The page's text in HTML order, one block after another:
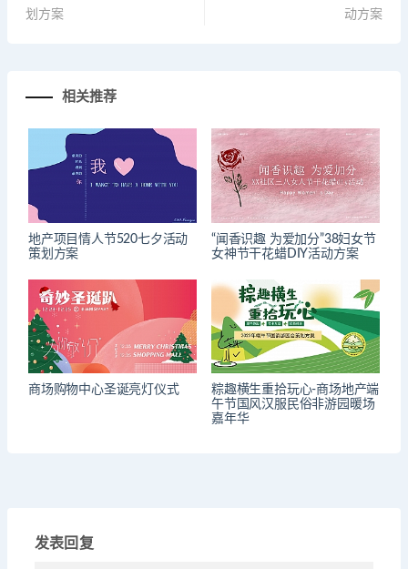
划方案
动方案
相关推荐
地产项目情人节520七夕活动
策划方案
“闻香识趣 为爱加分”38妇女节
女神节干花蜡DIY活动方案
商场购物中心圣诞亮灯仪式
粽趣横生重拾玩心-商场地产端
午节国风汉服民俗非游园暖场
嘉年华
发表回复